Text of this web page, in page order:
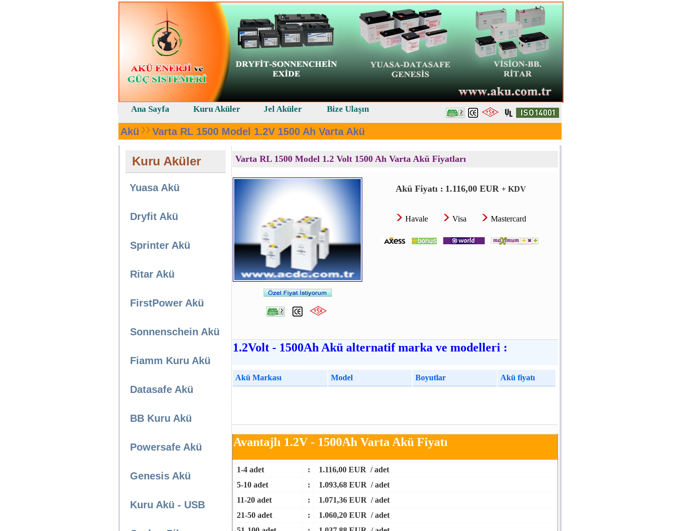
Akü Varta RL 1500 Model 1.2V 1500 Ah Varta Akü
Kuru Aküler
Yuasa Akü
Dryfit Akü
Sprinter Akü
Ritar Akü
FirstPower Akü
Sonnenschein Akü
Fiamm Kuru Akü
Datasafe Akü
BB Kuru Akü
Powersafe Akü
Genesis Akü
Kuru Akü - USB
Varta RL 1500 Model 1.2 Volt 1500 Ah Varta Akü Fiyatları
Akü Fiyatı : 1.116,00 EUR + KDV
Havale Visa Mastercard
1.2Volt - 1500Ah Akü alternatif marka ve modelleri :
Akü Markası Model Boyutlar Akü fiyatı
Avantajlı 1.2V - 1500Ah Varta Akü Fiyatı
1-4 adet :
1.116,00 EUR / adet
5-10 adet
:
1.093,68 EUR / adet
11-20 adet
:
1.071,36 EUR / adet
21-50 adet
:
1.060,20 EUR / adet
Ana Sayfa Kuru Aküler Jel Aküler Bize Ulaşın